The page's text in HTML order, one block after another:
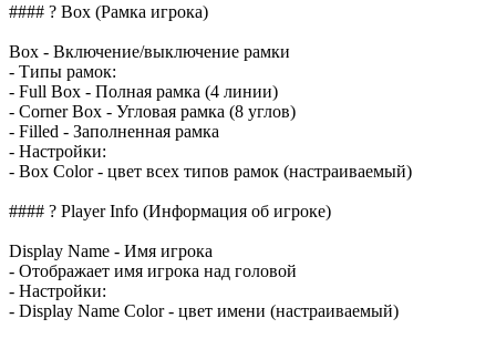
#### ? Box (Рамка игрока)
Box - Включение/выключение рамки
- Типы рамок:
- Full Box - Полная рамка (4 линии)
- Corner Box - Угловая рамка (8 углов)
- Filled - Заполненная рамка
- Настройки:
- Box Color - цвет всех типов рамок (настраиваемый)
#### ? Player Info (Информация об игроке)
Display Name - Имя игрока
- Отображает имя игрока над головой
- Настройки:
- Display Name Color - цвет имени (настраиваемый)